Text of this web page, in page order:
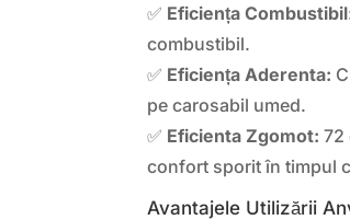
✅ Eficiența
combustibil.
✅ Eficiența Aderenta:
pe carosabil umed.
✅ Eficienta Zgomot: 72
confort sporit în timpul
Avantajele Utilizării